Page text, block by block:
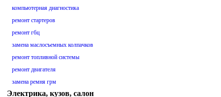
компьютерная диагностика
ремонт стартеров
ремонт гбц
замена маслосъемных колпачков
ремонт топливной системы
ремонт двигателя
замена ремня грм
Электрика, кузов, салон